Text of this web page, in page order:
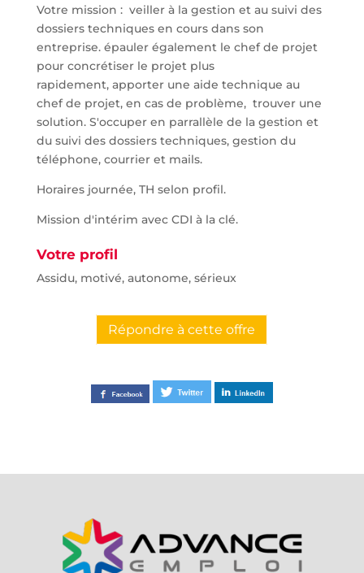
Votre mission : veiller à la gestion et au suivi des
dossiers techniques en cours dans son
entreprise. épauler également le chef de projet
pour concrétiser le projet plus
rapidement, apporter une aide technique au
chef de projet, en cas de problème, trouver une
solution. S'occuper en parrallèle de la gestion et
du suivi des dossiers techniques, gestion du
téléphone, courrier et mails.
Horaires journée, TH selon profil.
Mission d'intérim avec CDI à la clé.
Votre profil
Assidu, motivé, autonome, sérieux
Répondre à cette offre